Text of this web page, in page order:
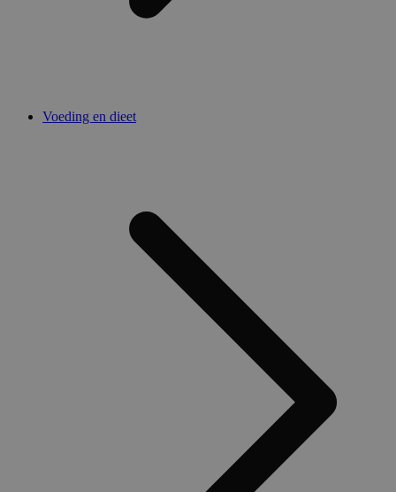
Voeding en dieet